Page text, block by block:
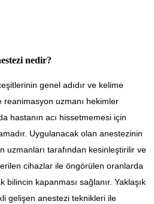
nedir?
genel adıdır ve kelime
reanimasyon uzmanı hekimler
hastanın acı hissetmemesi için
Uygulanacak olan anestezinin
uzmanları tarafından kesinleştirilir ve
cihazlar ile öngörülen oranlarda
kapanması sağlanır. Yaklaşık
gelişen anestezi teknikleri ile